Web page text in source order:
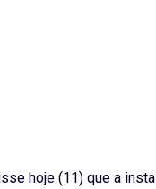
hoje (11) que a